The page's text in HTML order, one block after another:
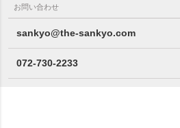
お問い合わせ
sankyo@the-sankyo.com
072-730-2233